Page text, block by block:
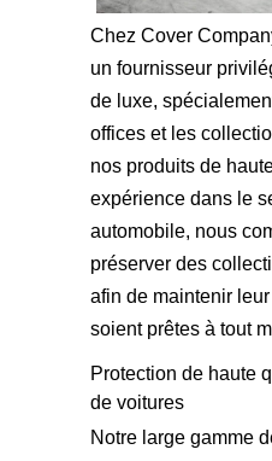
Chez Cover
un fournisseur
de luxe,
offices et les
nos produits de
expérience dans le
automobile, nous
préserver des
afin de maintenir
soient prêtes à tout
Protection de haute
de voitures
Notre large gamme